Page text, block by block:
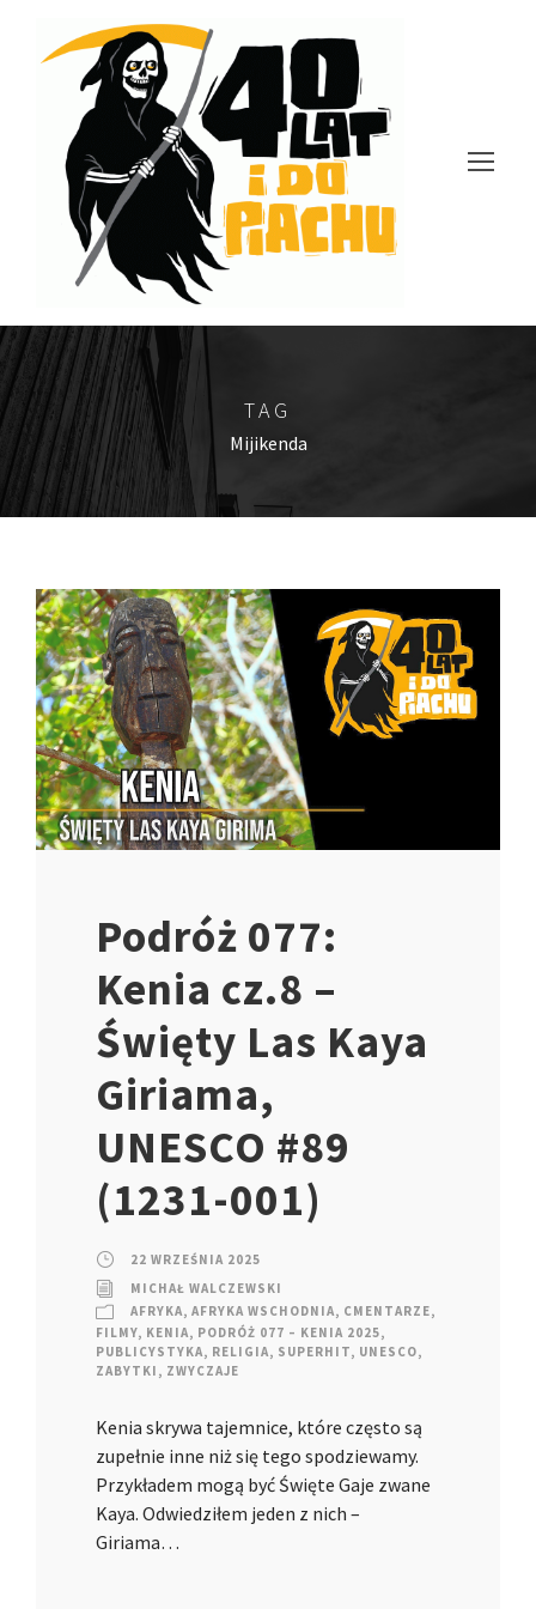
TAG
Mijikenda
Podróż 077:
Kenia cz.8 –
Święty Las Kaya
Giriama,
UNESCO #89
(1231-001)
22 WRZEŚNIA 2025
MICHAŁ WALCZEWSKI
AFRYKA, AFRYKA WSCHODNIA, CMENTARZE,
FILMY, KENIA, PODRÓŻ 077 – KENIA 2025,
PUBLICYSTYKA, RELIGIA, SUPERHIT, UNESCO,
ZABYTKI , ZWYCZAJE
Kenia skrywa tajemnice, które często są
zupełnie inne niż się tego spodziewamy.
Przykładem mogą być Święte Gaje zwane
Kaya. Odwiedziłem jeden z nich –
Giriama…